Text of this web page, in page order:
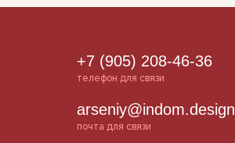
+7 (905) 208-46-36
телефон для связи
arseniy@indom.design
почта для связи